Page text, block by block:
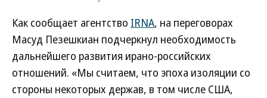
Как сообщает агентство IRNA, на переговорах
Масуд Пезешкиан подчеркнул необходимость
дальнейшего развития ирано-российских
отношений. «Мы считаем, что эпоха изоляции со
стороны некоторых держав, в том числе США,